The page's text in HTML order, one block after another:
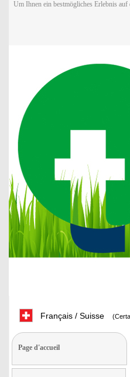
Um Ihnen ein bestmögliches Erlebnis
Français / Suisse
Page d'accueil